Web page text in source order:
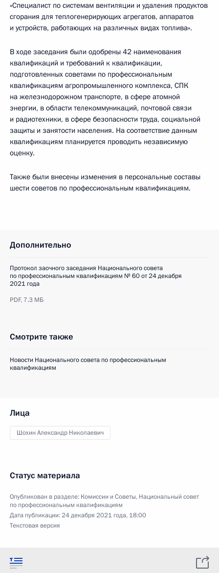
«Специалист по системам вентиляции и удаления продуктов
сгорания для теплогенерирующих агрегатов, аппаратов
и устройств, работающих на различных видах топлива».
В ходе заседания были одобрены 42 наименования
квалификаций и требований к квалификации,
подготовленных советами по профессиональным
квалификациям агропромышленного комплекса, СПК
на железнодорожном транспорте, в сфере атомной
энергии, в области телекоммуникаций, почтовой связи
и радиотехники, в сфере безопасности труда, социальной
защиты и занятости населения. На соответствие данным
квалификациям планируется проводить независимую
оценку.
Также были внесены изменения в персональные составы
шести советов по профессиональным квалификациям.
Дополнительно
Протокол заочного заседания Национального совета
по профессиональным квалификациям № 60 от 24 декабря
2021 года
PDF, 7.3 МБ
Смотрите также
Новости Национального совета по профессиональным
квалификациям
Лица
Шохин Александр Николаевич
Статус материала
Опубликован в разделе: Комиссии и Советы, Национальный совет
по профессиональным квалификациям
Дата публикации:24 декабря 2021 года, 18:00
Текстовая версия